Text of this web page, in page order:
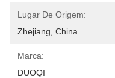
Lugar De Origem:
Zhejiang, China
Marca:
DUOQI